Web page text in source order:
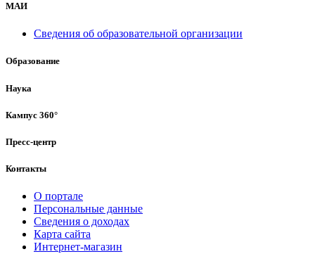
МАИ
Сведения об образовательной организации
Образование
Наука
Кампус 360°
Пресс-центр
Контакты
О портале
Персональные данные
Сведения о доходах
Карта сайта
Интернет-магазин